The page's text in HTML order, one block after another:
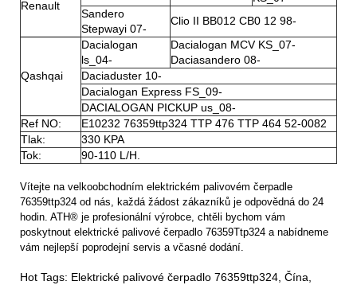
Renault
Sandero
Stepwayi 07-
Clio II BB012 CB0 12 98-
Qashqai
Dacialogan
ls_04-
Dacialogan MCV KS_07-
Daciasandero 08-
Daciaduster 10-
Dacialogan Express FS_09-
DACIALOGAN PICKUP us_08-
Ref NO:
E10232 76359ttp324 TTP 476 TTP 464 52-0082
Tlak:
330 KPA
Tok:
90-110 L/H.
Vítejte na velkoobchodním elektrickém palivovém čerpadle
76359ttp324 od nás, každá žádost zákazníků je odpovědná do 24
hodin. ATH® je profesionální výrobce, chtěli bychom vám
poskytnout elektrické palivové čerpadlo 76359Ttp324 a nabídneme
vám nejlepší poprodejní servis a včasné dodání.
Hot Tags: Elektrické palivové čerpadlo 76359ttp324, Čína,